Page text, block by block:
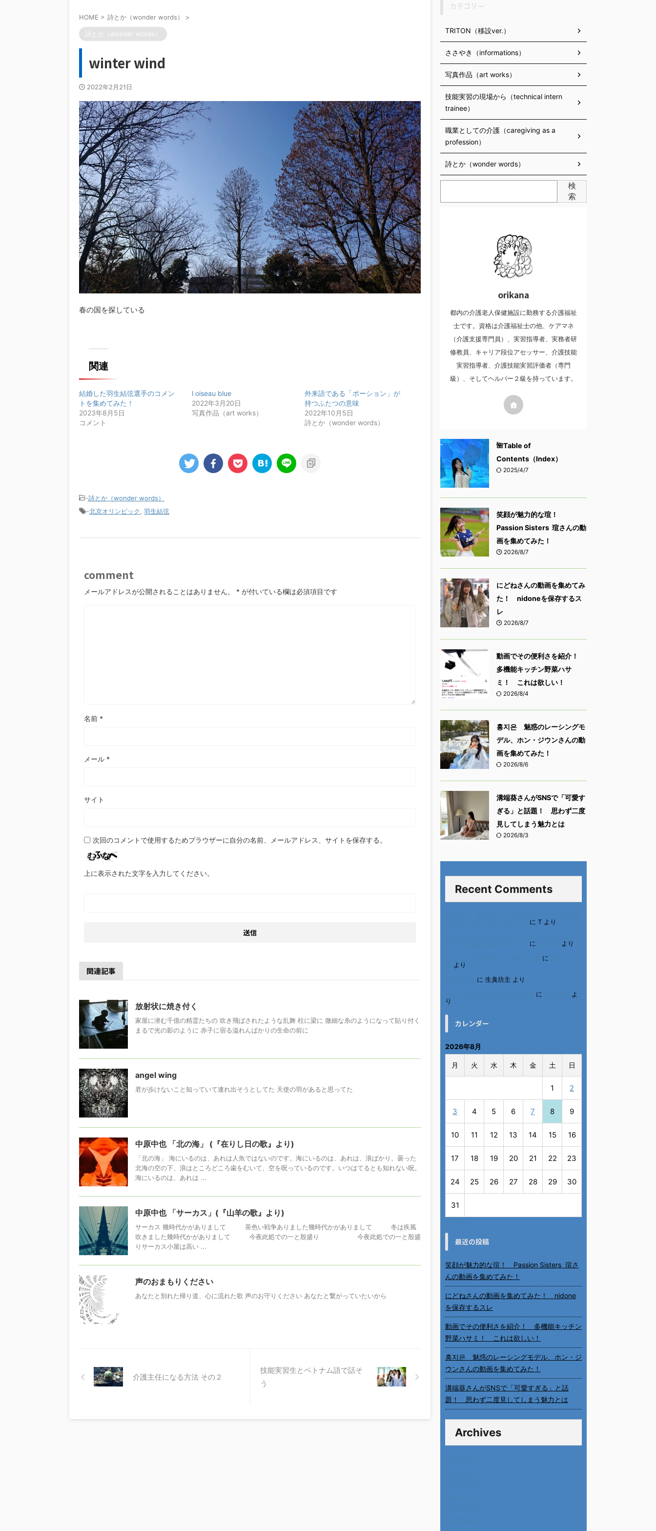
HOME > 詩とか（wonder words） >
詩とか（wonder words）
winter wind
2022年2月21日
春の国を探している
関連
結婚した羽生結弦選手のコメン
トを集めてみた！
2023年8月5日
コメント
l oiseau blue
2022年3月20日
写真作品（art works）
外来語である「ポーション」が
持つふたつの意味
2022年10月5日
詩とか（wonder words）
-詩とか（wonder words）
-北京オリンピック, 羽生結弦
comment
メールアドレスが公開されることはありません。 * が付いている欄は必須項目です
名前 *
メール *
サイト
次回のコメントで使用するためブラウザーに自分の名前、メールアドレス、サイトを保存する。
上に表示された文字を入力してください。
関連記事
放射状に焼き付く
家屋に潜む千億の精霊たちの 吹き飛ばされたような乱舞 柱に梁に 微細な糸のようになって貼り付く
まるで光の影のように 赤子に宿る溢れんばかりの生命の前に
angel wing
君が歩けないこと知っていて連れ出そうとしてた 天使の羽があると思ってた
中原中也 「北の海」 (『在りし日の歌』より)
「北の海」 海にいるのは、あれは人魚ではないのです。海にいるのは、あれは、浪ばかり。曇った
北海の空の下、浪はところどころ歯をむいて、空を呪っているのです。いつはてるとも知れない呪。
海にいるのは、あれは ...
中原中也 「サーカス」(『山羊の歌』より)
サーカス 幾時代かがありまして 茶色い戦争ありました幾時代かがありまして 冬は疾風
吹きました幾時代かがありまして 今夜此処での一と殷盛り 今夜此処での一と殷盛
りサーカス小屋は高い ...
声のおまもりください
あなたと別れた帰り道、心に流れた歌 声のお守りください あなたと繋がっていたいから
介護主任になる方法 その２
技能実習生とベトナム語で話そ
う
TRITON（移設ver.）
ささやき（informations）
写真作品（art works）
技能実習の現場から（technical intern
trainee）
職業としての介護（caregiving as a
profession）
詩とか（wonder words）
検
索
orikana
都内の介護老人保健施設に勤務する介護福祉
士です。資格は介護福祉士の他、ケアマネ
（介護支援専門員）、実習指導者、実務者研
修教員、キャリア段位アセッサー、介護技能
実習指導者、介護技能実習評価者（専門
級）、そしてヘルパー２級を持っています。
🌺Table of
Contents（Index）
2025/4/7
笑顔が魅力的な瑄！
Passion Sisters 瑄さんの動
画を集めてみた！
2026/8/7
にどねさんの動画を集めてみ
た！ nidoneを保存するス
レ
2026/8/7
動画でその便利さを紹介！
多機能キッチン野菜ハサ
ミ！ これは欲しい！
2026/8/4
홍지은 魅惑のレーシングモ
デル、ホン・ジウンさんの動
画を集めてみた！
2026/8/6
溝端葵さんがSNSで「可愛す
ぎる」と話題！ 思わず二度
見してしまう魅力とは
2026/8/3
Recent Comments
に T より
に
より
に
より
に 生臭坊主 より
に
よ
り
カレンダー
2026年8月
月 火 水 木 金 土 日
1 2
3 4 5 6 7 8 9
10 11 12 13 14 15 16
17 18 19 20 21 22 23
24 25 26 27 28 29 30
31
最近の投稿
笑顔が魅力的な瑄！ Passion Sisters 瑄さ
んの動画を集めてみた！
にどねさんの動画を集めてみた！ nidone
を保存するスレ
動画でその便利さを紹介！ 多機能キッチン
野菜ハサミ！ これは欲しい！
홍지은 魅惑のレーシングモデル、ホン・ジ
ウンさんの動画を集めてみた！
溝端葵さんがSNSで「可愛すぎる」と話
題！ 思わず二度見してしまう魅力とは
Archives